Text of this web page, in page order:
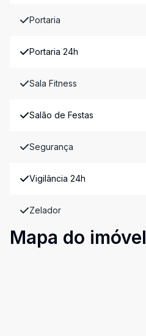
Portaria
Portaria 24h
Sala Fitness
Salão de Festas
Segurança
Vigilância 24h
Zelador
Mapa do imóvel